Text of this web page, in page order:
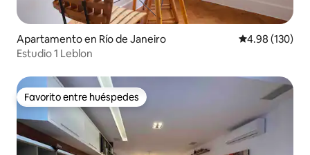
Apartamento en Río de Janeiro Calificación
4.98 (130)
Estudio 1 Leblon
Favorito entre huéspedes
Favorito entre huéspedes